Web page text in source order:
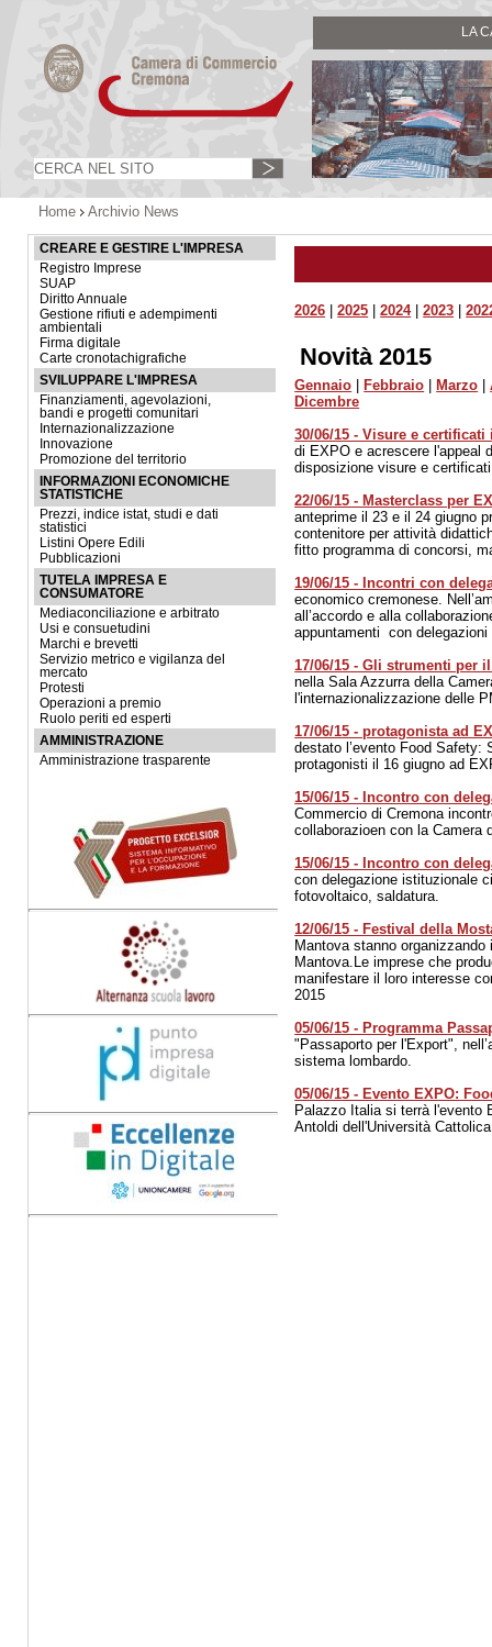
LA
Home Archivio News
CREARE E GESTIRE L'IMPRESA
Registro Imprese
SUAP
Diritto Annuale
Gestione rifiuti e adempimenti
ambientali
Firma digitale
Carte cronotachigrafiche
SVILUPPARE L'IMPRESA
Finanziamenti, agevolazioni,
bandi e progetti comunitari
Internazionalizzazione
Innovazione
Promozione del territorio
INFORMAZIONI ECONOMICHE
STATISTICHE
Prezzi, indice istat, studi e dati
statistici
Listini Opere Edili
Pubblicazioni
TUTELA IMPRESA E
CONSUMATORE
Mediaconciliazione e arbitrato
Usi e consuetudini
Marchi e brevetti
Servizio metrico e vigilanza del
mercato
Protesti
Operazioni a premio
Ruolo periti ed esperti
AMMINISTRAZIONE
Amministrazione trasparente
2026 |2025 |2024|2023 |
Novità 2015
Gennaio Febbraio Marzo |
Dicembre
30/06/15 - Visure e
di EXPO e acrescere l'appeal
disposizione visure e
22/06/15 - Masterclass per
anteprime il 23 e il 24 giugno
contenitore per attività
fitto programma di concorsi,
19/06/15 - Incontri con
economico cremonese.
all’accordo e alla
appuntamenti con
17/06/15 - Gli strumenti per
nella Sala Azzurra della
l'internazionalizzazione delle
17/06/15 - protagonista ad
destato l’evento Food Safety:
protagonisti il 16 giugno ad
15/06/15 - Incontro con
Commercio di Cremona
collaborazioen con la Camera
15/06/15 - Incontro con
con delegazione istituzionale
fotovoltaico, saldatura.
12/06/15 - Festival della
Mantova stanno
Mantova.Le imprese che
manifestare il loro interesse
2015
05/06/15 - Programma
"Passaporto per l'Export",
sistema lombardo.
05/06/15 - Evento EXPO:
Palazzo Italia si terrà l'evento
Antoldi dell'Università